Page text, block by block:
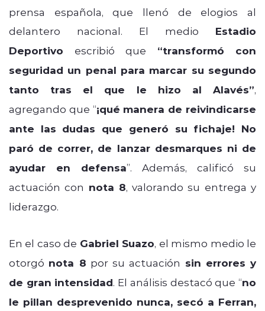
prensa española, que llenó de elogios al
delantero nacional. El medio Estadio
Deportivo escribió que “transformó con
seguridad un penal para marcar su segundo
tanto tras el que le hizo al Alavés”,
agregando que “¡qué manera de reivindicarse
ante las dudas que generó su fichaje! No
paró de correr, de lanzar desmarques ni de
ayudar en defensa”. Además, calificó su
actuación con nota 8, valorando su entrega y
liderazgo.
En el caso de Gabriel Suazo, el mismo medio le
otorgó nota 8 por su actuación sin errores y
de gran intensidad. El análisis destacó que “no
le pillan desprevenido nunca, secó a Ferran,